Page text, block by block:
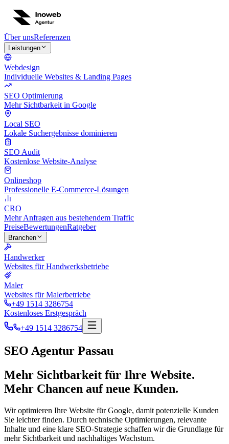
Über unsReferenzen
Leistungen
Webdesign
Individuelle Websites & Landing Pages
SEO Optimierung
Mehr Sichtbarkeit in Google
Local SEO
Lokale Suchergebnisse dominieren
SEO Audit
Kostenlose Website-Analyse
Onlineshop
Professionelle E-Commerce-Lösungen
CRO
Mehr Anfragen aus bestehendem Traffic
PreiseBewertungenRatgeber
Branchen
Handwerker
Websites für Handwerksbetriebe
Maler
Websites für Malerbetriebe
+49 1514 3286754
Kostenloses Erstgespräch
+49 1514 3286754
SEO Agentur Passau
Mehr Sichtbarkeit für Ihre Website.
Mehr Chancen auf neue Kunden.
Wir optimieren Ihre Website für Google, damit potenzielle Kunden
Sie leichter finden. Durch technische Optimierungen, relevante
Inhalte und eine klare SEO-Strategie schaffen wir die Grundlage für
mehr Sichtbarkeit und nachhaltiges Wachstum.